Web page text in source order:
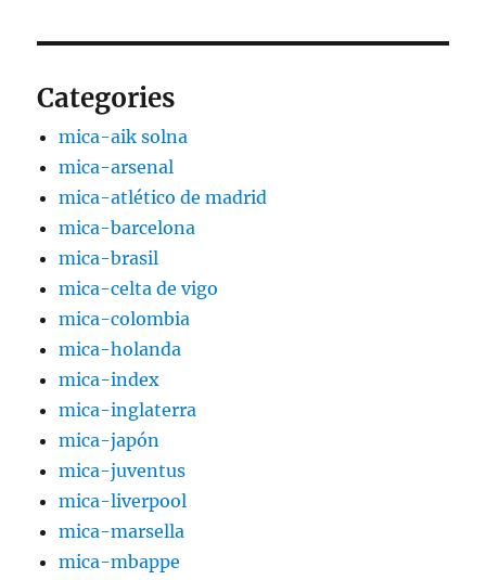
Categories
mica-aik solna
mica-arsenal
mica-atlético de madrid
mica-barcelona
mica-brasil
mica-celta de vigo
mica-colombia
mica-holanda
mica-index
mica-inglaterra
mica-japón
mica-juventus
mica-liverpool
mica-marsella
mica-mbappe